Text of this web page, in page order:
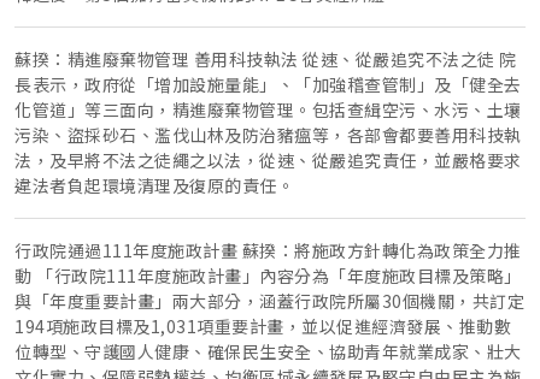
蘇揆：精進廢棄物管理 善用科技執法 從速、從嚴追究不法之徒 院
長表示，政府從「增加設施量能」、「加強稽查管制」及「健全去
化管道」等三面向，精進廢棄物管理。包括查緝空污、水污、土壤
污染、盜採砂石、濫伐山林及防治豬瘟等，各部會都要善用科技執
法，及早將不法之徒繩之以法，從速、從嚴追究責任，並嚴格要求
違法者負起環境清理及復原的責任。
行政院通過111年度施政計畫 蘇揆：將施政方針轉化為政策全力推
動 「行政院111年度施政計畫」內容分為「年度施政目標及策略」
與「年度重要計畫」兩大部分，涵蓋行政院所屬30個機關，共訂定
194項施政目標及1,031項重要計畫，並以促進經濟發展、推動數
位轉型、守護國人健康、確保民生安全、協助青年就業成家、壯大